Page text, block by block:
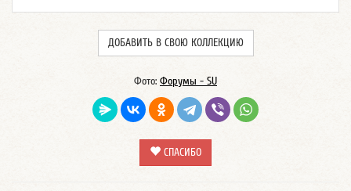
ДОБАВИТЬ В СВОЮ КОЛЛЕКЦИЮ
Фото: Форумы - SU
СПАСИБО